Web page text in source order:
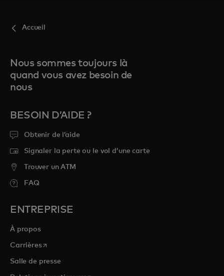
Accueil
Nous sommes toujours là
quand vous avez besoin de
nous
BESOIN D’AIDE ?
Obtenir de l’aide
Signaler la perte ou le vol d’une carte
Trouver un ATM
FAQ
ENTREPRISE
À propos
Carrièress’ouvre dans un nouvel onglet
Salle de presse